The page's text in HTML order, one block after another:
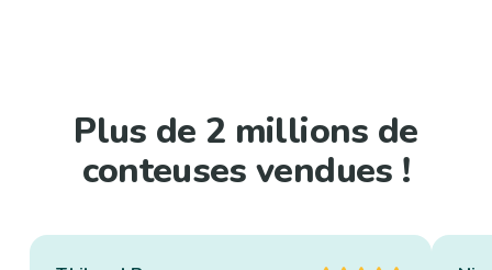
Plus de 2 millions de
conteuses vendues !